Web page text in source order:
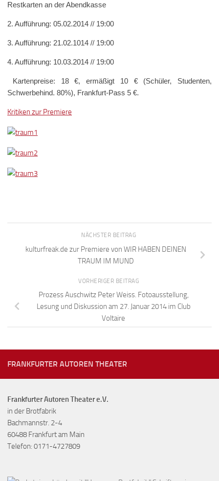
Restkarten an der Abendkasse
2. Aufführung: 05.02.2014 // 19:00
3. Aufführung: 21.02.1014 // 19:00
4. Aufführung: 10.03.2014 // 19:00
Kartenpreise: 18 €, ermäßigt 10 € (Schüler, Studenten,
Schwerbehind. 80%), Frankfurt-Pass 5 €.
Kritiken zur Premiere
NÄCHSTER BEITRAG
kulturfreak.de zur Premiere von WIR HABEN DEINEN
TRAUM IM MUND
VORHERIGER BEITRAG
Prozess Auschwitz Peter Weiss. Fotoausstellung,
Lesung und Diskussion am 27. Januar 2014 im Club
Voltaire
FRANKFURTER AUTOREN THEATER
Frankfurter Autoren Theater e.V.
in der Brotfabrik
Bachmannstr. 2-4
60488 Frankfurt am Main
Telefon: 0171-4727809